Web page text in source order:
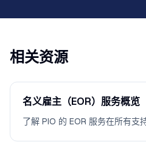
相关资源
名义雇主（EOR）服务概览
了解 PIO 的 EOR 服务在所有支